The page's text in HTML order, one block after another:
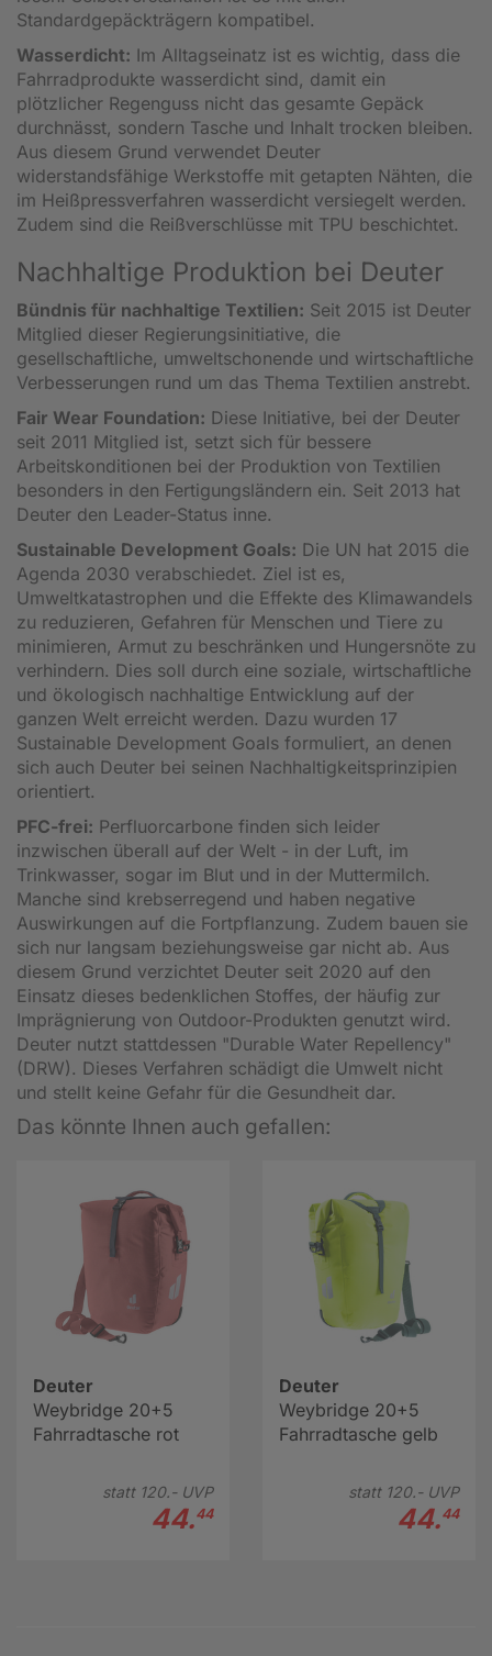
Standardgepäckträgern kompatibel.
Wasserdicht: Im Alltagseinatz ist es wichtig, dass die
Fahrradprodukte wasserdicht sind, damit ein
plötzlicher Regenguss nicht das gesamte Gepäck
durchnässt, sondern Tasche und Inhalt trocken bleiben.
Aus diesem Grund verwendet Deuter
widerstandsfähige Werkstoffe mit getapten Nähten, die
im Heißpressverfahren wasserdicht versiegelt werden.
Zudem sind die Reißverschlüsse mit TPU beschichtet.
Nachhaltige Produktion bei Deuter
Bündnis für nachhaltige Textilien: Seit 2015 ist Deuter
Mitglied dieser Regierungsinitiative, die
gesellschaftliche, umweltschonende und wirtschaftliche
Verbesserungen rund um das Thema Textilien anstrebt.
Fair Wear Foundation: Diese Initiative, bei der Deuter
seit 2011 Mitglied ist, setzt sich für bessere
Arbeitskonditionen bei der Produktion von Textilien
besonders in den Fertigungsländern ein. Seit 2013 hat
Deuter den Leader-Status inne.
Sustainable Development Goals: Die UN hat 2015 die
Agenda 2030 verabschiedet. Ziel ist es,
Umweltkatastrophen und die Effekte des Klimawandels
zu reduzieren, Gefahren für Menschen und Tiere zu
minimieren, Armut zu beschränken und Hungersnöte zu
verhindern. Dies soll durch eine soziale, wirtschaftliche
und ökologisch nachhaltige Entwicklung auf der
ganzen Welt erreicht werden. Dazu wurden 17
Sustainable Development Goals formuliert, an denen
sich auch Deuter bei seinen Nachhaltigkeitsprinzipien
orientiert.
PFC-frei: Perfluorcarbone finden sich leider
inzwischen überall auf der Welt - in der Luft, im
Trinkwasser, sogar im Blut und in der Muttermilch.
Manche sind krebserregend und haben negative
Auswirkungen auf die Fortpflanzung. Zudem bauen sie
sich nur langsam beziehungsweise gar nicht ab. Aus
diesem Grund verzichtet Deuter seit 2020 auf den
Einsatz dieses bedenklichen Stoffes, der häufig zur
Imprägnierung von Outdoor-Produkten genutzt wird.
Deuter nutzt stattdessen "Durable Water Repellency"
(DRW). Dieses Verfahren schädigt die Umwelt nicht
und stellt keine Gefahr für die Gesundheit dar.
Das könnte Ihnen auch gefallen:
Deuter
Weybridge 20+5
Fahrradtasche rot
statt 120.-UVP
44.44
Deuter
Weybridge 20+5
Fahrradtasche gelb
statt 120.-UVP
44.44